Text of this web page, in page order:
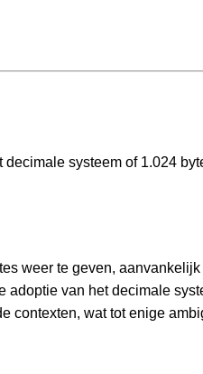
systeem of 1.024
weer te geven, aanvankelijk
adoptie van het decimale
contexten, wat tot enige